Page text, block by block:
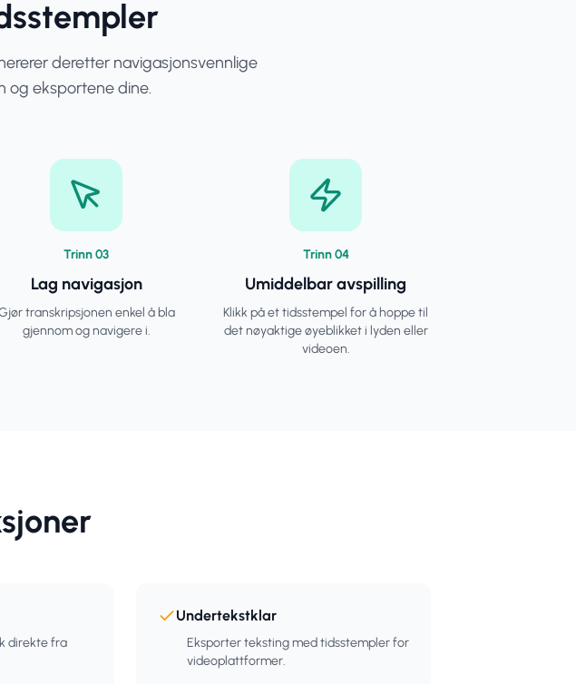
deretter navigasjonsvennlige
og eksportene dine.
Trinn03
Lag navigasjon
transkripsjonen enkel å bla
gjennom og navigere i.
Trinn04
Umiddelbar avspilling
Klikk på et tidsstempel for å hoppe til
det nøyaktige øyeblikket i lyden eller
videoen.
direkte fra
Undertekstklar
Eksporter teksting med tidsstempler for
videoplattformer.